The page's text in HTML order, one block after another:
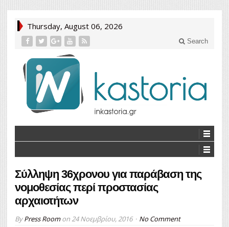
Thursday, August 06, 2026
Search
Σύλληψη 36χρονου για παράβαση της
νομοθεσίας περί προστασίας
αρχαιοτήτων
ByPress Roomon 24 Νοεμβρίου, 2016 No Comment